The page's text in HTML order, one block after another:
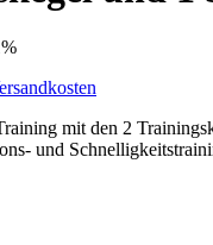
mit den 2
und